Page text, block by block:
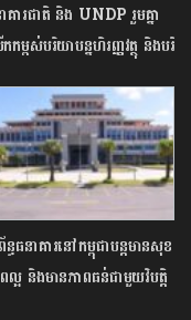
គារជាតិ និង UNDP រួមគ្នា
កម្ពស់បរិយាបន្នហិរញ្ញវត្ថុ និងបរិ
ន្ធធនាគារនៅកម្ពុជាបន្តមានសុខ
ល្អ និងមានភាពធន់ជាមួយវិបត្តិ